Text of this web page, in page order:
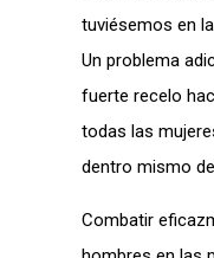
tuviésemos en
Un problema
fuerte recelo
todas las
dentro mismo
Combatir